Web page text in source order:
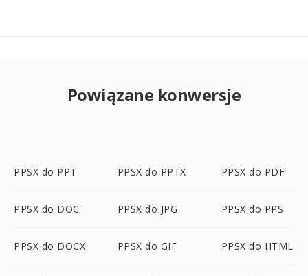
Powiązane konwersje
PPSX do PPT PPSX do PPTX PPSX do PDF
PPSX do DOC PPSX do JPG PPSX do PPS
PPSX do DOCX PPSX do GIF PPSX do HTML